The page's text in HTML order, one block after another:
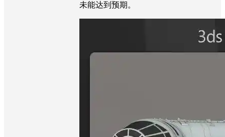
未能达到预期。